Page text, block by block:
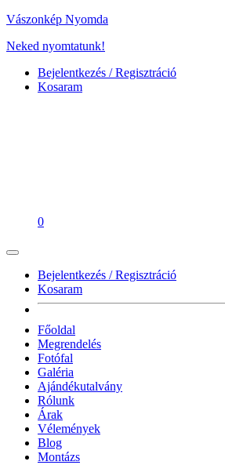
Vászonkép Nyomda
Neked nyomtatunk!
Bejelentkezés / Regisztráció
Kosaram
0
Bejelentkezés / Regisztráció
Kosaram
Főoldal
Megrendelés
Fotófal
Galéria
Ajándékutalvány
Rólunk
Árak
Vélemények
Blog
Montázs